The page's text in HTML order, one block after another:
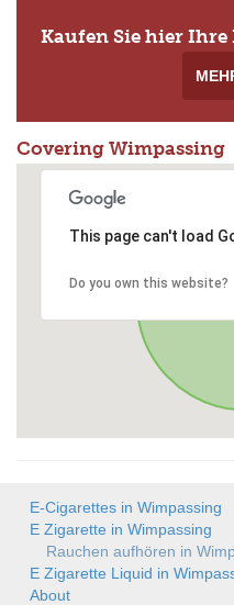
Kaufen Sie hier Ihre
Covering Wimpassing
This page can't load
Do you own this website?
E-Cigarettes in Wimpassing
E Zigarette in Wimpassing
Rauchen aufhören in
E Zigarette Liquid in
About